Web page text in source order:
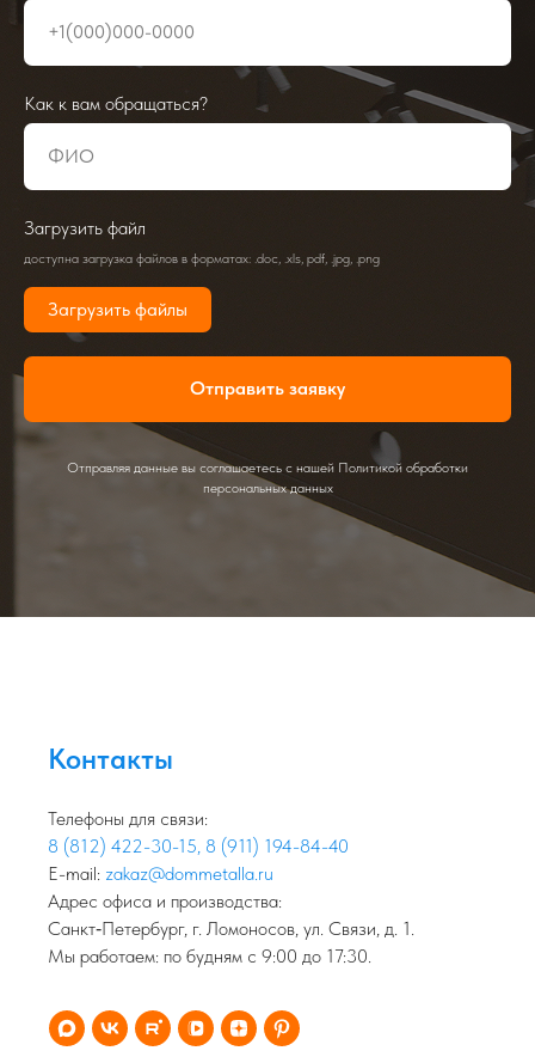
Как к вам обращаться?
Загрузить файл
доступна загрузка файлов в форматах: .doc, .xls, pdf, .jpg, .png
Загрузить файлы
Отправить заявку
Отправляя данные вы соглашаетесь с нашей Политикой обработки
персональных данных
Контакты
Телефоны для связи:
8 (812) 422-30-15 8 (911) 194-84-40
E-mail: zakaz@dommetalla.ru
Адрес офиса и производства:
Санкт‑Петербург, г. Ломоносов, ул. Связи, д. 1.
Мы работаем: по будням с 9:00 до 17:30.